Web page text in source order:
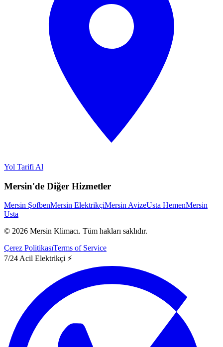
Yol Tarifi Al
Mersin'de Diğer Hizmetler
Mersin ŞofbenMersin ElektrikçiMersin AvizeUsta HemenMersin
Usta
© 2026 Mersin Klimacı. Tüm hakları saklıdır.
Çerez PolitikasıTerms of Service
7/24 Acil Elektrikçi ⚡